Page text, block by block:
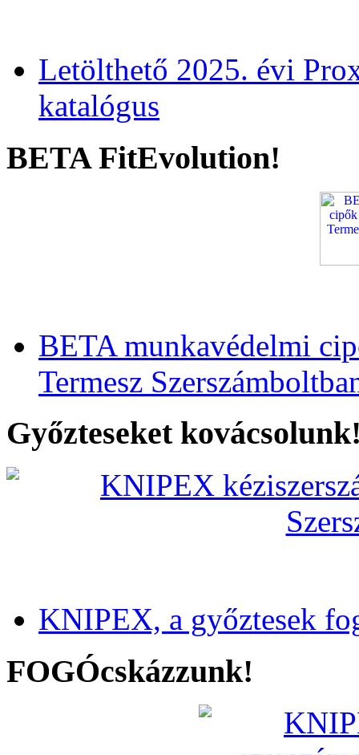
Letölthető 2025. évi
katalógus
BETA FitEvolution!
BETA munkavédelmi
Termesz
Győzteseket
KNIPEX, a győztesek
FOGÓcskázzunk!